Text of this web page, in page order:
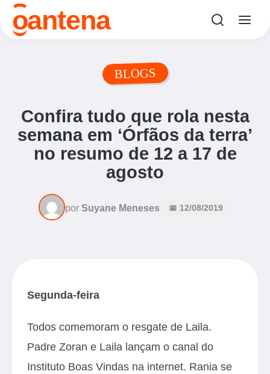
oantena
BLOGS
Confira tudo que rola nesta
semana em ‘Órfãos da terra’
no resumo de 12 a 17 de
agosto
por Suyane Meneses 📅 12/08/2019
Segunda-feira
Todos comemoram o resgate de Laila.
Padre Zoran e Laila lançam o canal do
Instituto Boas Vindas na internet. Rania se